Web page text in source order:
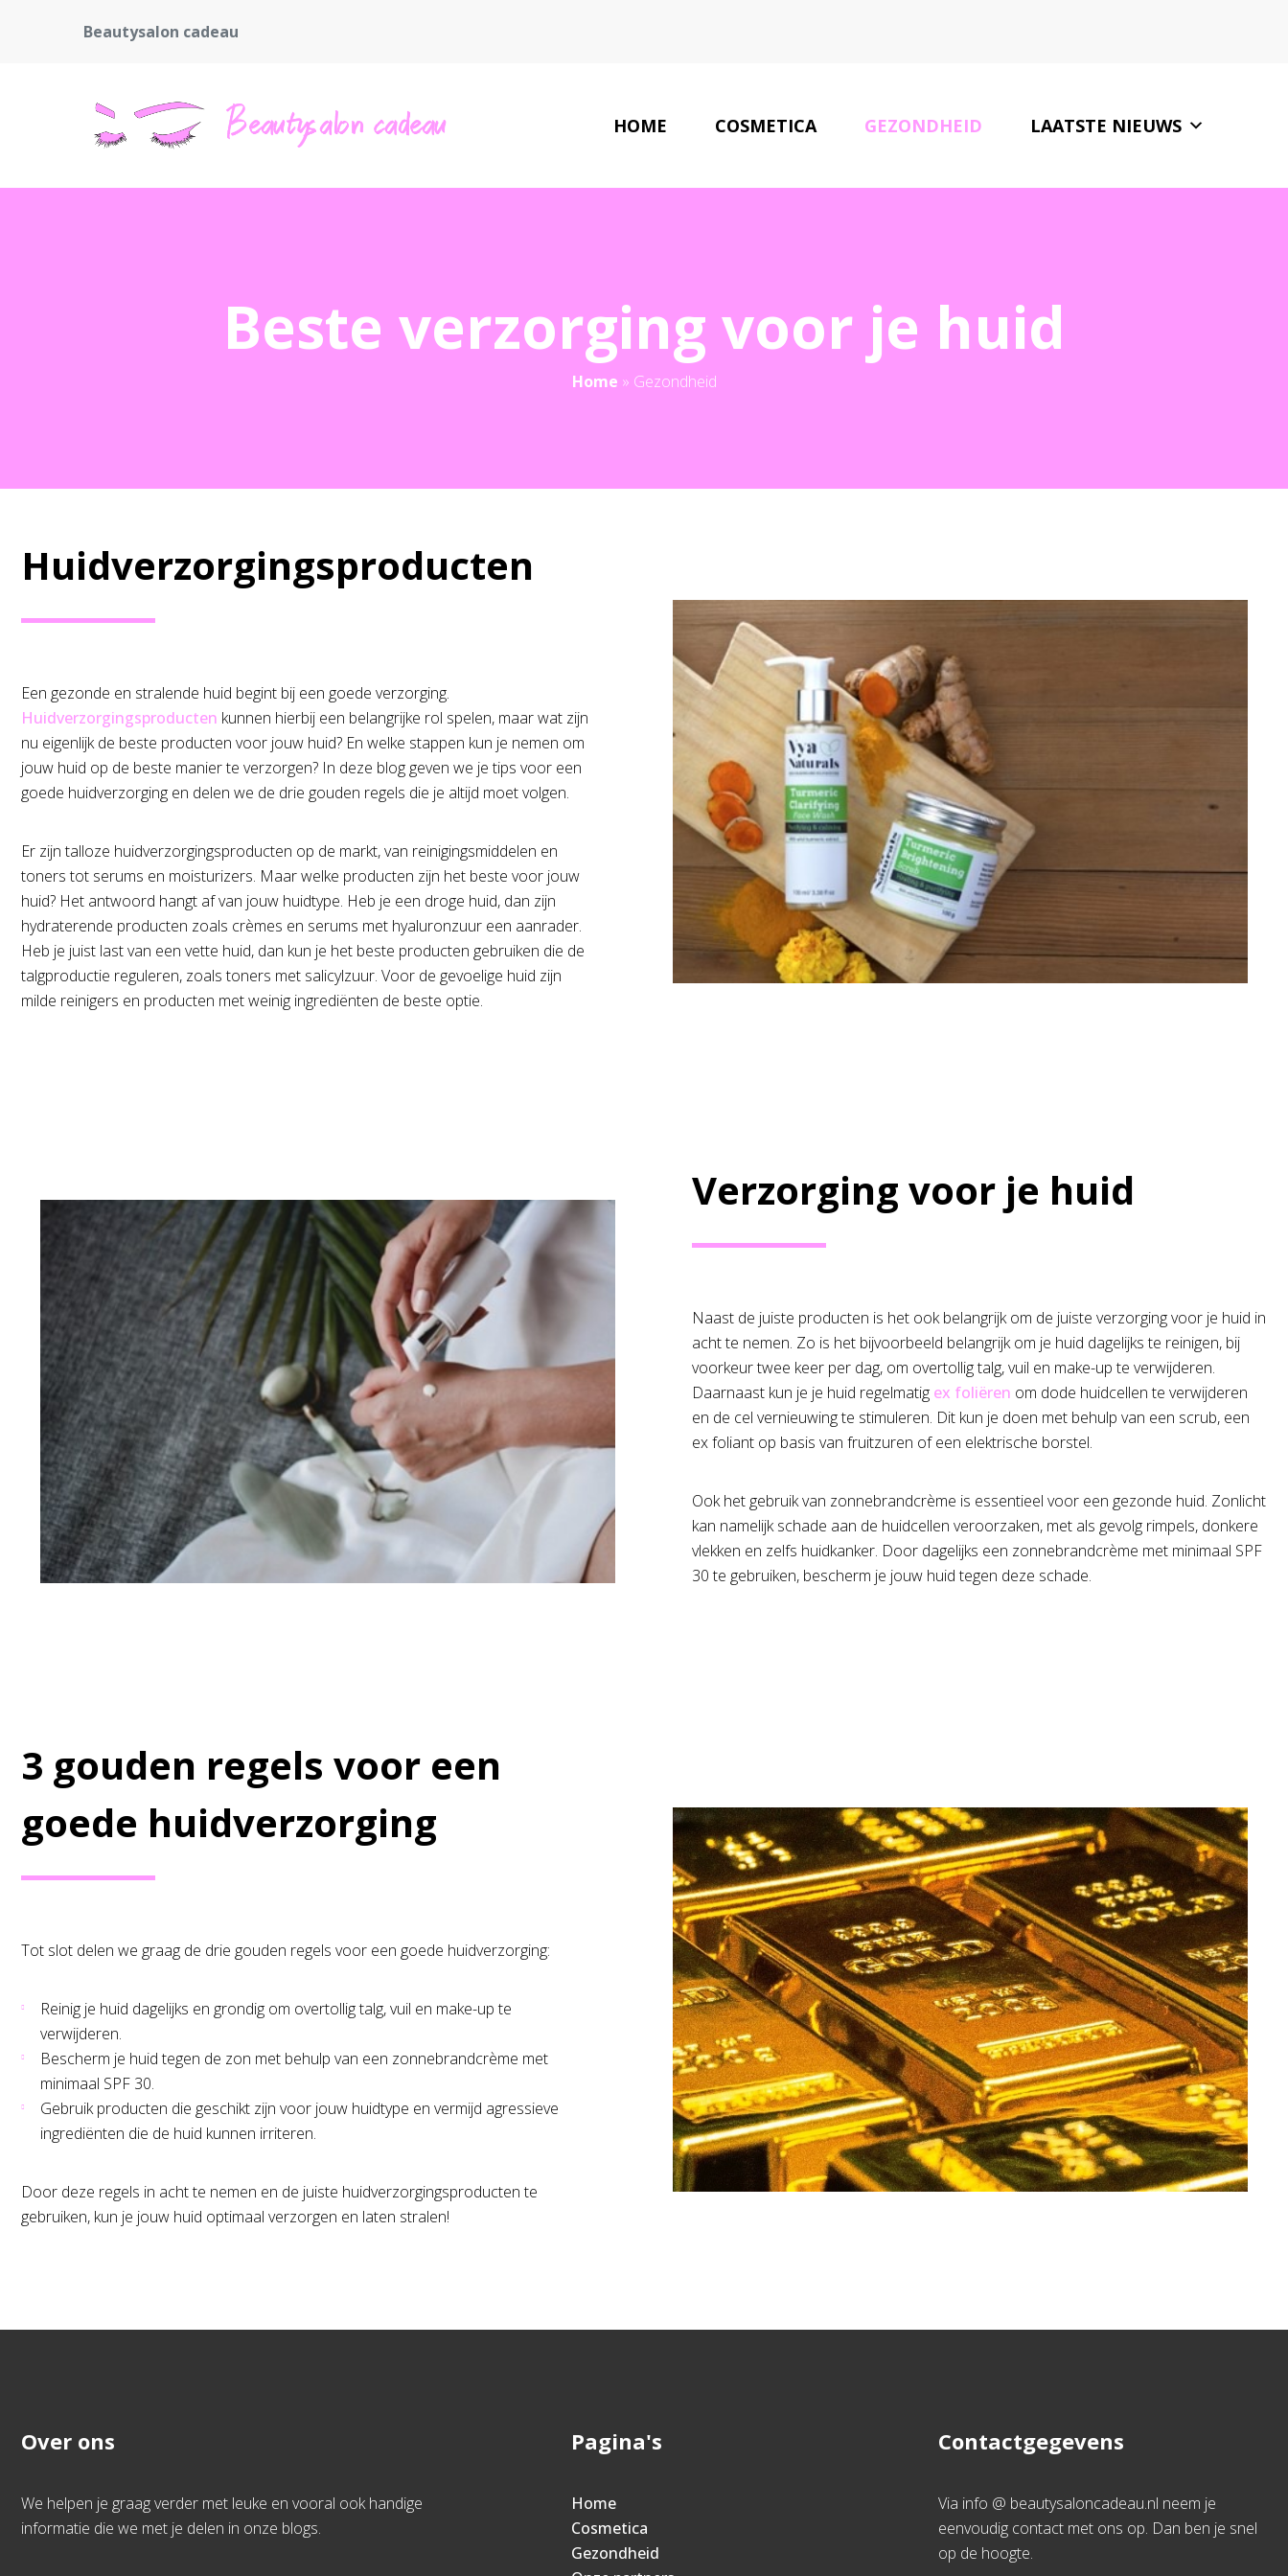
Beautysalon cadeau
HOME COSMETICA GEZONDHEID LAATSTE NIEUWS
Beste verzorging voor je huid
Home » Gezondheid
Huidverzorgingsproducten
Een gezonde en stralende huid begint bij een goede verzorging.
Huidverzorgingsproducten kunnen hierbij een belangrijke rol spelen, maar wat zijn
nu eigenlijk de beste producten voor jouw huid? En welke stappen kun je nemen om
jouw huid op de beste manier te verzorgen? In deze blog geven we je tips voor een
goede huidverzorging en delen we de drie gouden regels die je altijd moet volgen.
Er zijn talloze huidverzorgingsproducten op de markt, van reinigingsmiddelen en
toners tot serums en moisturizers. Maar welke producten zijn het beste voor jouw
huid? Het antwoord hangt af van jouw huidtype. Heb je een droge huid, dan zijn
hydraterende producten zoals crèmes en serums met hyaluronzuur een aanrader.
Heb je juist last van een vette huid, dan kun je het beste producten gebruiken die de
talgproductie reguleren, zoals toners met salicylzuur. Voor de gevoelige huid zijn
milde reinigers en producten met weinig ingrediënten de beste optie.
Verzorging voor je huid
Naast de juiste producten is het ook belangrijk om de juiste verzorging voor je huid in
acht te nemen. Zo is het bijvoorbeeld belangrijk om je huid dagelijks te reinigen, bij
voorkeur twee keer per dag, om overtollig talg, vuil en make-up te verwijderen.
Daarnaast kun je je huid regelmatig ex foliëren om dode huidcellen te verwijderen
en de cel vernieuwing te stimuleren. Dit kun je doen met behulp van een scrub, een
ex foliant op basis van fruitzuren of een elektrische borstel.
Ook het gebruik van zonnebrandcrème is essentieel voor een gezonde huid. Zonlicht
kan namelijk schade aan de huidcellen veroorzaken, met als gevolg rimpels, donkere
vlekken en zelfs huidkanker. Door dagelijks een zonnebrandcrème met minimaal SPF
30 te gebruiken, bescherm je jouw huid tegen deze schade.
3 gouden regels voor een
goede huidverzorging
Tot slot delen we graag de drie gouden regels voor een goede huidverzorging:
Reinig je huid dagelijks en grondig om overtollig talg, vuil en make-up te
verwijderen.
Bescherm je huid tegen de zon met behulp van een zonnebrandcrème met
minimaal SPF 30.
Gebruik producten die geschikt zijn voor jouw huidtype en vermijd agressieve
ingrediënten die de huid kunnen irriteren.
Door deze regels in acht te nemen en de juiste huidverzorgingsproducten te
gebruiken, kun je jouw huid optimaal verzorgen en laten stralen!
Over ons
We helpen je graag verder met leuke en vooral ook handige
informatie die we met je delen in onze blogs.
Pagina's
Home
Cosmetica
Gezondheid
Contactgegevens
Via info @ beautysaloncadeau.nl neem je
eenvoudig contact met ons op. Dan ben je snel
op de hoogte.